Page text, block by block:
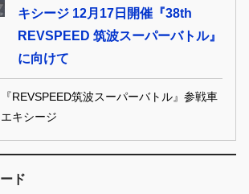
キシージ 12月17日開催『38th
REVSPEED 筑波スーパーバトル』
に向けて
REVSPEED筑波スーパーバトル』参戦車
キシージ
ド